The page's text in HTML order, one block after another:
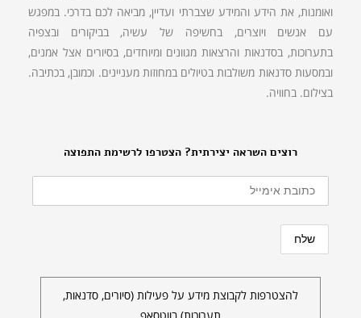
רוצים השראה יצירתית? הצטרפו לרשימת התפוצה
להצטרפות לקבוצת מידע על פעילות (סיורים, סדנאות,
ואומנות, את הידע והמידע שצברתי ועדיין, מביאה לכם בדרכי. במפגש
עם אנשים ויוצרים, בחשיפה של עשיה, בביקורים ובצפיה
בתערוכות, בסדנאות והרצאות מגוונים ומיוחדים, בסיורים אצל אמנים,
ובמסעות סדנאות משולבות בטיולים במחוזות מעניינים. וכמובן, בכתיבה.
בצילום. בחוויה.